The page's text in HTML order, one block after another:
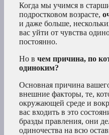
Когда мы учимся в
подростковом возрасте,
и даже больше,
вас уйти от чувства
постоянно.
Но в чем причина, по
одиноким?
Основная причина
внешние факторы, те,
окружающей среде и
вас входить в это
бразды правления, они
одиночества на всю